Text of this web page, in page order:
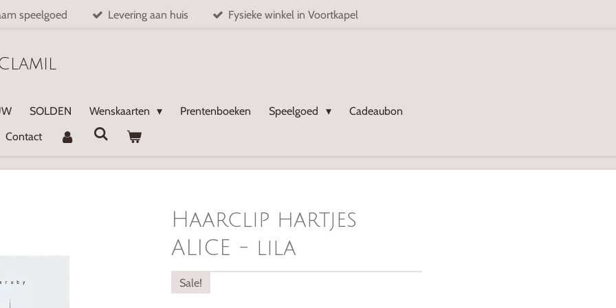
speelgoed Levering aan huis Fysieke winkel in Voortkapel
SOLDEN Wenskaarten Prentenboeken Speelgoed
Cadeaubon
Contact
Haarclip hartjes
ALICE - lila
Sale!